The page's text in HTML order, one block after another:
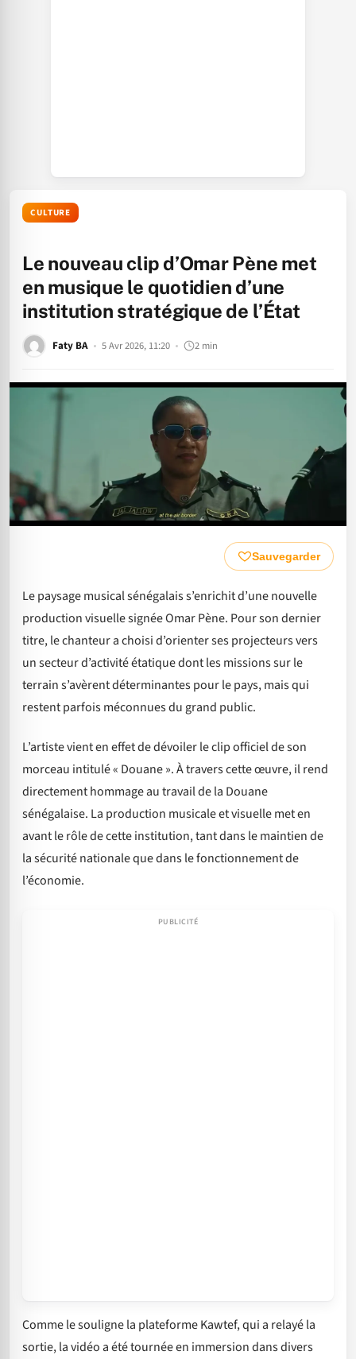
CULTURE
Le nouveau clip d’Omar Pène met
en musique le quotidien d’une
institution stratégique de l’État
Faty BA 5 Avr 2026, 11:20 2 min
Sauvegarder
Le paysage musical sénégalais s’enrichit d’une nouvelle
production visuelle signée Omar Pène. Pour son dernier
titre, le chanteur a choisi d’orienter ses projecteurs vers
un secteur d’activité étatique dont les missions sur le
terrain s’avèrent déterminantes pour le pays, mais qui
restent parfois méconnues du grand public.
L’artiste vient en effet de dévoiler le clip officiel de son
morceau intitulé « Douane ». À travers cette œuvre, il rend
directement hommage au travail de la Douane
sénégalaise. La production musicale et visuelle met en
avant le rôle de cette institution, tant dans le maintien de
la sécurité nationale que dans le fonctionnement de
l’économie.
Comme le souligne la plateforme Kawtef, qui a relayé la
sortie, la vidéo a été tournée en immersion dans divers